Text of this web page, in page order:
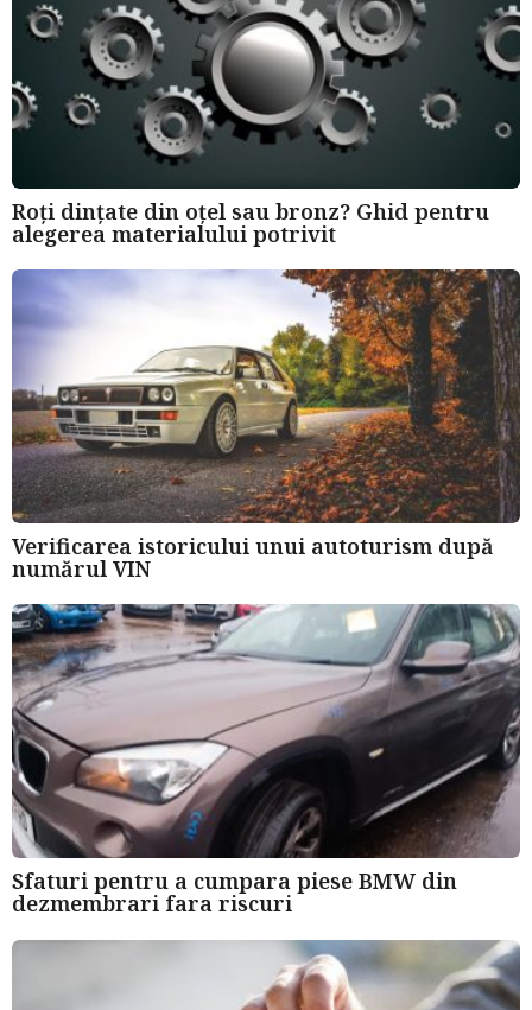
Roți dințate din oțel sau bronz? Ghid pentru
alegerea materialului potrivit
Verificarea istoricului unui autoturism după
numărul VIN
Sfaturi pentru a cumpara piese BMW din
dezmembrari fara riscuri